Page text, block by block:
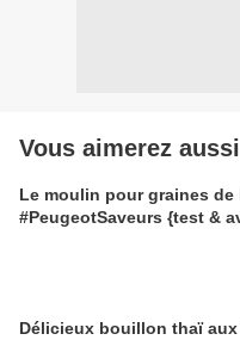
Vous aimerez aussi
Le moulin pour graines de
#PeugeotSaveurs {test &
Délicieux bouillon thaï aux